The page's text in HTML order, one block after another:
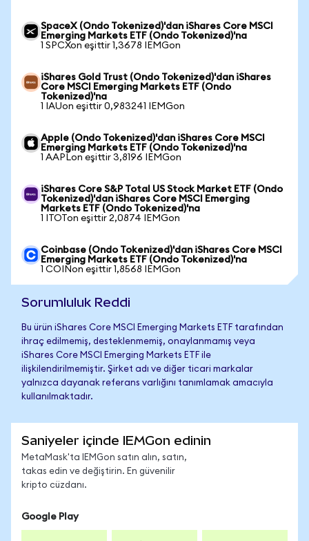
SpaceX (Ondo Tokenized)'dan iShares Core MSCI
Emerging Markets ETF (Ondo Tokenized)'na
1 SPCXon eşittir 1,3678 IEMGon
iShares Gold Trust (Ondo Tokenized)'dan iShares
Core MSCI Emerging Markets ETF (Ondo
Tokenized)'na
1 IAUon eşittir 0,983241 IEMGon
Apple (Ondo Tokenized)'dan iShares Core MSCI
Emerging Markets ETF (Ondo Tokenized)'na
1 AAPLon eşittir 3,8196 IEMGon
iShares Core S&P Total US Stock Market ETF (Ondo
Tokenized)'dan iShares Core MSCI Emerging
Markets ETF (Ondo Tokenized)'na
1 ITOTon eşittir 2,0874 IEMGon
Coinbase (Ondo Tokenized)'dan iShares Core MSCI
Emerging Markets ETF (Ondo Tokenized)'na
1 COINon eşittir 1,8568 IEMGon
Sorumluluk Reddi
Bu ürün iShares Core MSCI Emerging Markets ETF tarafından
ihraç edilmemiş, desteklenmemiş, onaylanmamış veya
iShares Core MSCI Emerging Markets ETF ile
ilişkilendirilmemiştir. Şirket adı ve diğer ticari markalar
yalnızca dayanak referans varlığını tanımlamak amacıyla
kullanılmaktadır.
Saniyeler içinde IEMGon edinin
MetaMask'ta IEMGon satın alın, satın,
takas edin ve değiştirin. En güvenilir
kripto cüzdanı.
Google Play